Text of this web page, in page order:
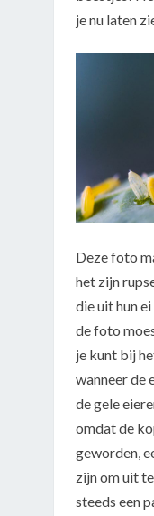
je nu laten
Deze foto
het zijn
die uit hun
de foto
je kunt bij
wanneer de
de gele
omdat de
geworden,
zijn om uit
steeds een